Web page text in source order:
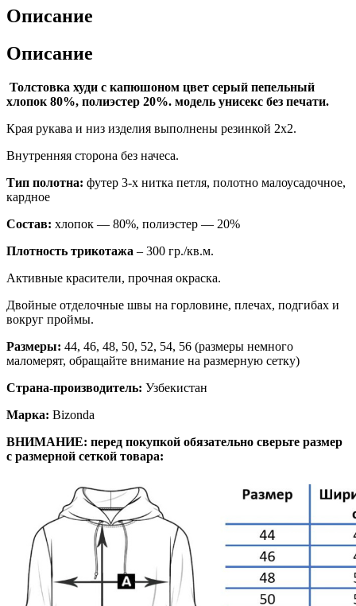
Описание
Описание
Толстовка худи с капюшоном цвет серый пепельный
хлопок 80%, полиэстер 20%. модель унисекс без печати.
Края рукава и низ изделия выполнены резинкой 2х2.
Внутренняя сторона без начеса.
Тип полотна: футер 3-х нитка петля, полотно малоусадочное,
кардное
Состав: хлопок — 80%, полиэстер — 20%
Плотность трикотажа – 300 гр./кв.м.
Активные красители, прочная окраска.
Двойные отделочные швы на горловине, плечах, подгибах и
вокруг проймы.
Размеры: 44, 46, 48, 50, 52, 54, 56 (размеры немного
маломерят, обращайте внимание на размерную сетку)
Страна-производитель: Узбекистан
Марка: Bizonda
ВНИМАНИЕ: перед покупкой обязательно сверьте размер
с размерной сеткой товара: